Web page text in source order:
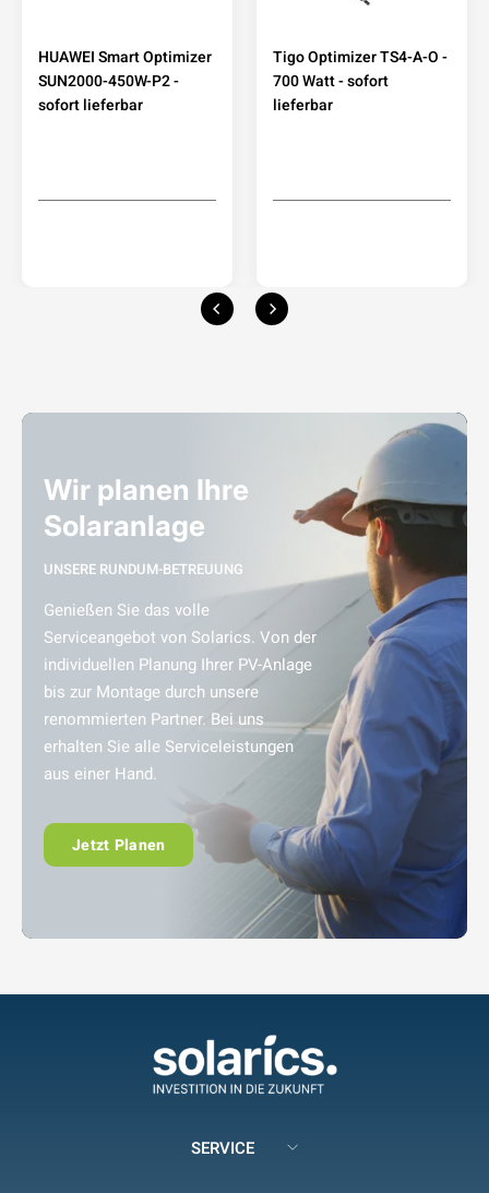
HUAWEI Smart Optimizer
SUN2000-450W-P2 -
sofort lieferbar
Tigo Optimizer TS4-A-O -
700 Watt - sofort
lieferbar
Wir planen Ihre
Solaranlage
UNSERE RUNDUM-BETREUUNG
Genießen Sie das volle
Serviceangebot von Solarics. Von der
individuellen Planung Ihrer PV-Anlage
bis zur Montage durch unsere
renommierten Partner. Bei uns
erhalten Sie alle Serviceleistungen
aus einer Hand.
Jetzt Planen
SERVICE